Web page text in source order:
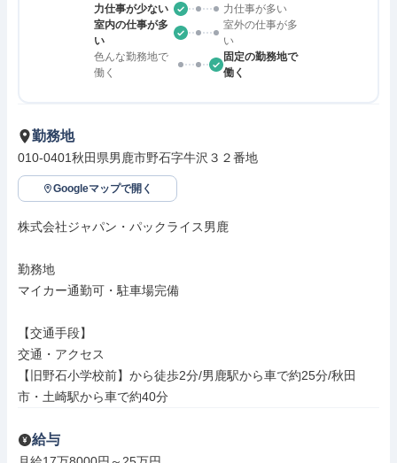
力仕事が少ない
力仕事が多い
室内の仕事が多
い
室外の仕事が多
い
色んな勤務地で
働く
固定の勤務地で
働く
勤務地
010-0401秋田県男鹿市野石字牛沢３２番地
Googleマップで開く
株式会社ジャパン・パックライス男鹿
勤務地
マイカー通勤可・駐車場完備
【交通手段】
交通・アクセス
【旧野石小学校前】から徒歩2分/男鹿駅から車で約25分/秋田
市・土崎駅から車で約40分
給与